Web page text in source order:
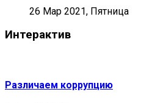
26 Мар 2021, Пятница
Интерактив
Различаем коррупцию